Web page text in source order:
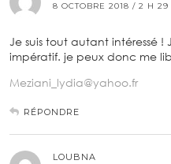
8 OCTOBRE 2018 / 2 H 29
Je suis tout autant intéressé !
impératif. je peux donc me
Meziani_lydia@yahoo.fr
RÉPONDRE
LOUBNA